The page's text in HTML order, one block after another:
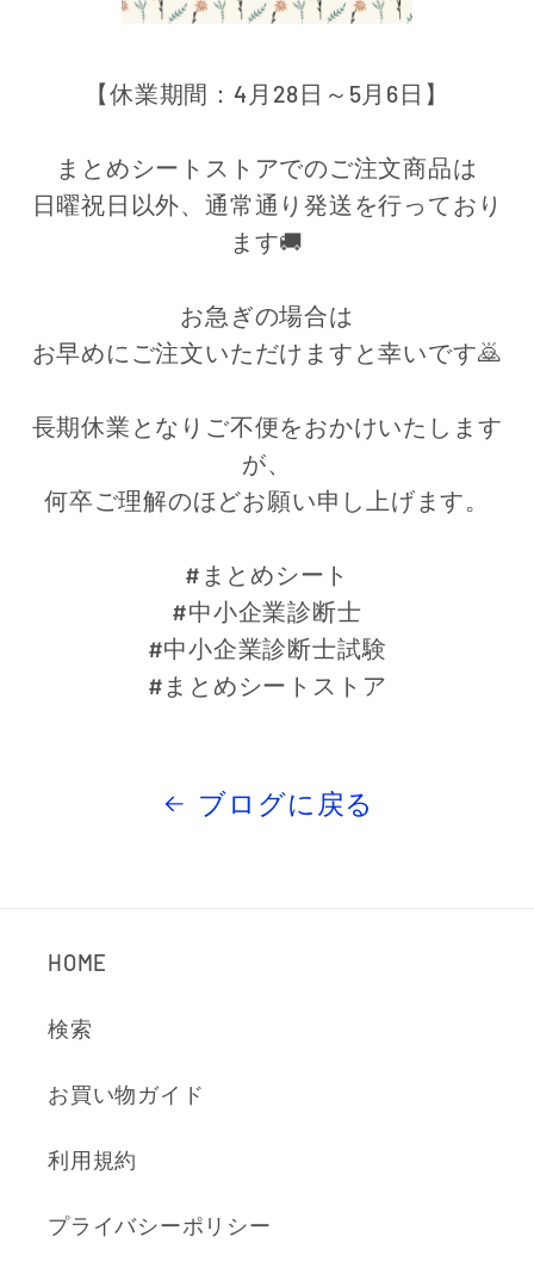
【休業期間：4月28日～5月6日】
まとめシートストアでのご注文商品は
日曜祝日以外、通常通り発送を行っており
ます🚚
お急ぎの場合は
お早めにご注文いただけますと幸いです🙇
長期休業となりご不便をおかけいたします
が、
何卒ご理解のほどお願い申し上げます。
#まとめシート
#中小企業診断士
#中小企業診断士試験
#まとめシートストア
ブログに戻る
HOME
検索
お買い物ガイド
利用規約
プライバシーポリシー